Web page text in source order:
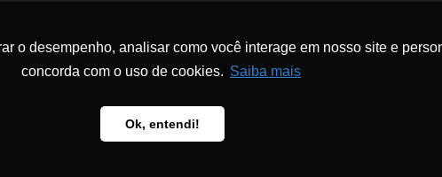
o desempenho, analisar como você interage em nosso site e
concorda com o uso de cookies. Saiba mais
Ok, entendi!
LA FONDATION PROGRAMMES PÉDAGOGIE